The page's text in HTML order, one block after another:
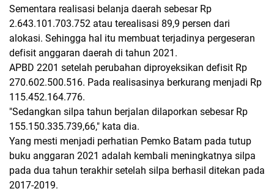
Sementara realisasi belanja daerah sebesar Rp
2.643.101.703.752 atau terealisasi 89,9 persen dari
alokasi. Sehingga hal itu membuat terjadinya pergeseran
defisit anggaran daerah di tahun 2021.
APBD 2201 setelah perubahan diproyeksikan defisit Rp
270.602.500.516. Pada realisasinya berkurang menjadi Rp
115.452.164.776.
"Sedangkan silpa tahun berjalan dilaporkan sebesar Rp
155.150.335.739,66," kata dia.
Yang mesti menjadi perhatian Pemko Batam pada tutup
buku anggaran 2021 adalah kembali meningkatnya silpa
pada dua tahun terakhir setelah silpa berhasil ditekan pada
2017-2019.